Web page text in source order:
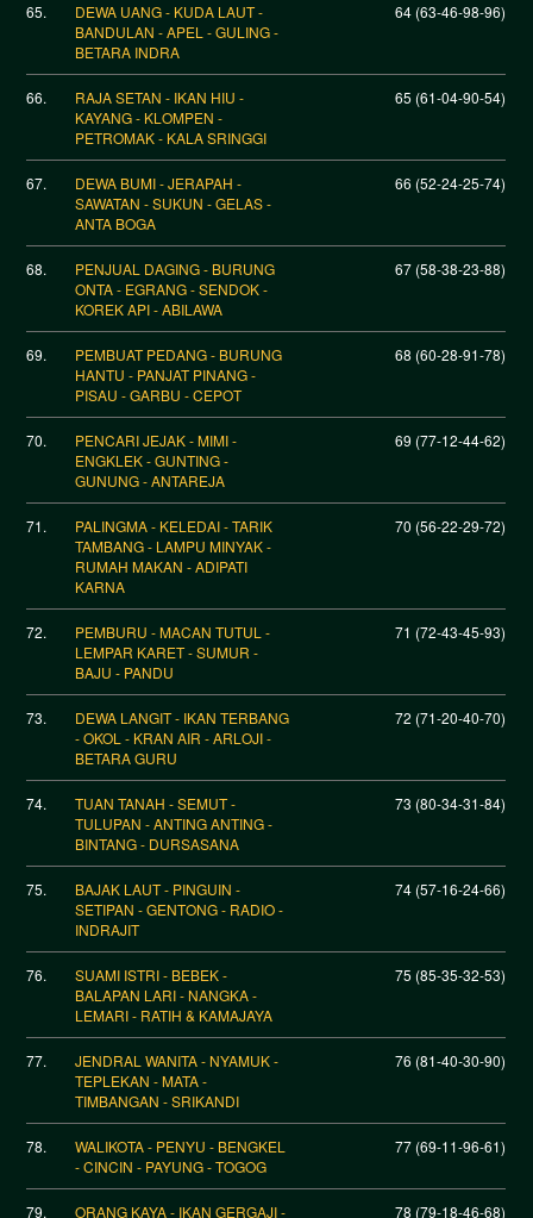
65.
DEWA UANG - KUDA LAUT -
BANDULAN - APEL - GULING -
BETARA INDRA
64 (63-46-98-96)
66.
RAJA SETAN - IKAN HIU -
KAYANG - KLOMPEN -
PETROMAK - KALA SRINGGI
65 (61-04-90-54)
67.
DEWA BUMI - JERAPAH -
SAWATAN - SUKUN - GELAS -
ANTA BOGA
66 (52-24-25-74)
68.
PENJUAL DAGING - BURUNG
ONTA - EGRANG - SENDOK -
KOREK API - ABILAWA
67 (58-38-23-88)
69.
PEMBUAT PEDANG - BURUNG
HANTU - PANJAT PINANG -
PISAU - GARBU - CEPOT
68 (60-28-91-78)
70.
PENCARI JEJAK - MIMI -
ENGKLEK - GUNTING -
GUNUNG - ANTAREJA
69 (77-12-44-62)
71.
PALINGMA - KELEDAI - TARIK
TAMBANG - LAMPU MINYAK -
RUMAH MAKAN - ADIPATI
KARNA
70 (56-22-29-72)
72.
PEMBURU - MACAN TUTUL -
LEMPAR KARET - SUMUR -
BAJU - PANDU
71 (72-43-45-93)
73.
DEWA LANGIT - IKAN TERBANG
- OKOL - KRAN AIR - ARLOJI -
BETARA GURU
72 (71-20-40-70)
74.
TUAN TANAH - SEMUT -
TULUPAN - ANTING ANTING -
BINTANG - DURSASANA
73 (80-34-31-84)
75.
BAJAK LAUT - PINGUIN -
SETIPAN - GENTONG - RADIO -
INDRAJIT
74 (57-16-24-66)
76.
SUAMI ISTRI - BEBEK -
BALAPAN LARI - NANGKA -
LEMARI - RATIH & KAMAJAYA
75 (85-35-32-53)
77.
JENDRAL WANITA - NYAMUK -
TEPLEKAN - MATA -
TIMBANGAN - SRIKANDI
76 (81-40-30-90)
78.
WALIKOTA - PENYU - BENGKEL
- CINCIN - PAYUNG - TOGOG
77 (69-11-96-61)
79. ORANG KAYA - IKAN GERGAJI - 78 (79-18-46-68)